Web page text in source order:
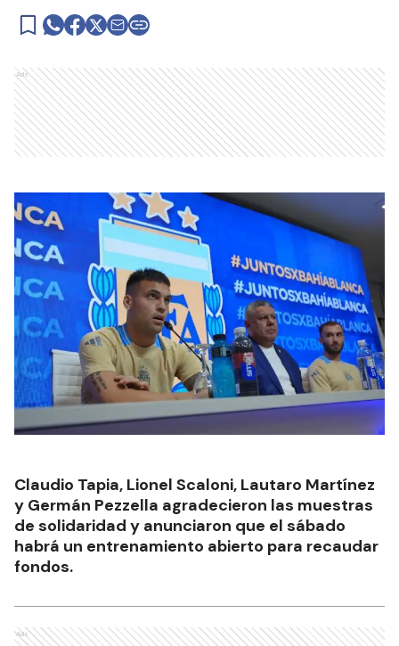
Ads
Claudio Tapia, Lionel Scaloni, Lautaro Martínez
y Germán Pezzella agradecieron las muestras
de solidaridad y anunciaron que el sábado
habrá un entrenamiento abierto para recaudar
fondos.
Ads